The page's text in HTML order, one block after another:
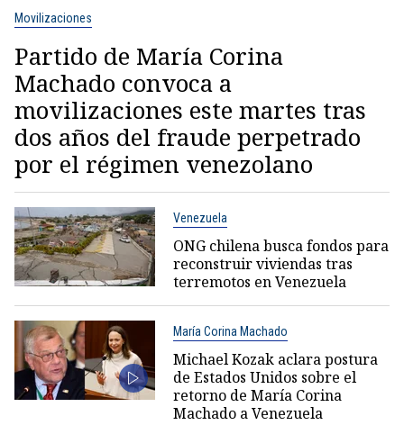
Movilizaciones
Partido de María Corina
Machado convoca a
movilizaciones este martes tras
dos años del fraude perpetrado
por el régimen venezolano
Venezuela
ONG chilena busca fondos para
reconstruir viviendas tras
terremotos en Venezuela
María Corina Machado
Michael Kozak aclara postura
de Estados Unidos sobre el
retorno de María Corina
Machado a Venezuela